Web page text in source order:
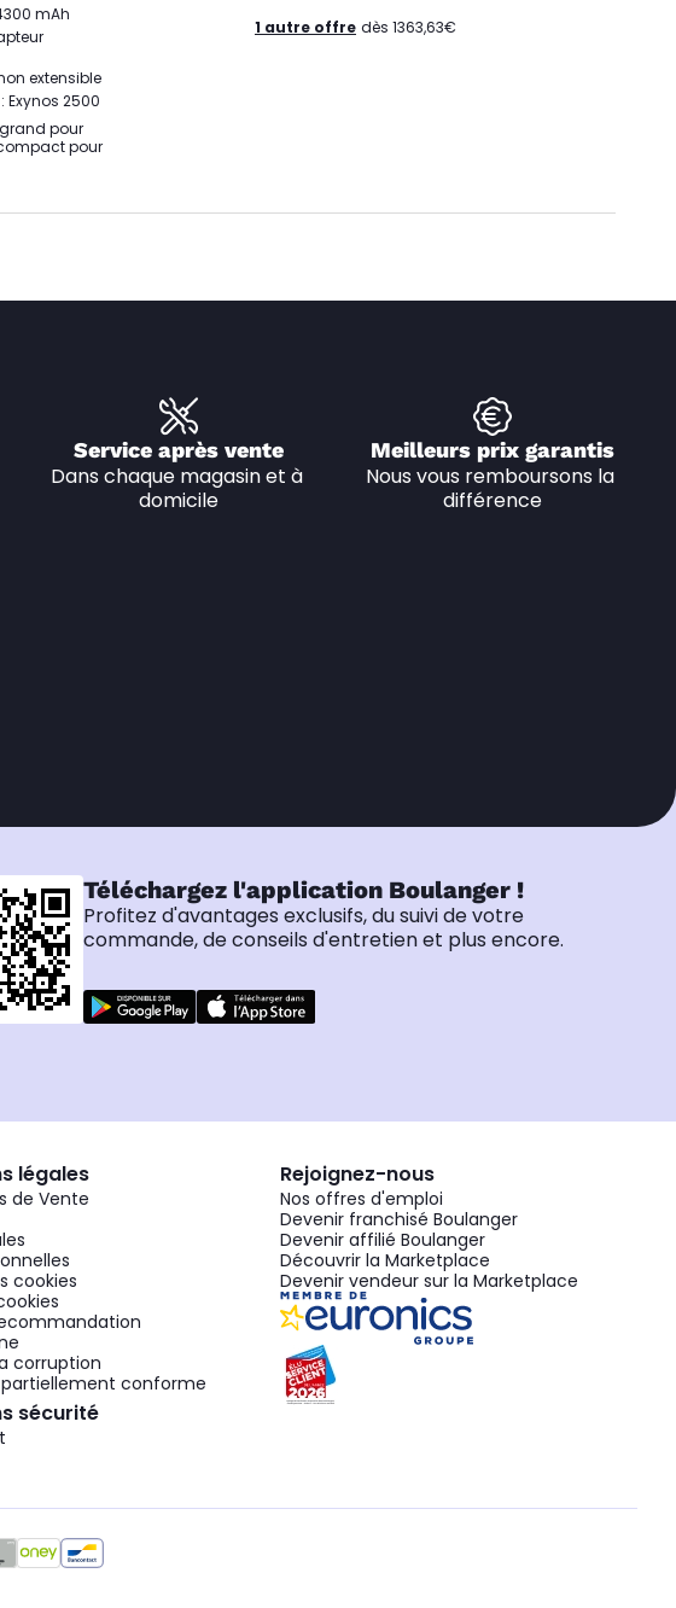
mAh
extensible
Exynos 2500
pour
pour
1 autre offre dès 1363,63€
Service après vente
Dans chaque magasin et à
domicile
Meilleurs prix garantis
Nous vous remboursons la
différence
Téléchargez l'application Boulanger !
Profitez d'avantages exclusifs, du suivi de votre
commande, de conseils d'entretien et plus encore.
légales
de Vente
cookies
corruption
partiellement conforme
sécurité
Rejoignez-nous
Nos offres d'emploi
Devenir franchisé Boulanger
Devenir affilié Boulanger
Découvrir la Marketplace
Devenir vendeur sur la Marketplace